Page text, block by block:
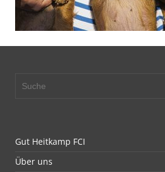
Gut Heitkamp FCI
Über uns